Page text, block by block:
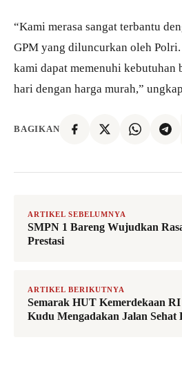
“Kami merasa sangat terbantu
GPM yang diluncurkan oleh
kami dapat memenuhi kebutuhan
hari dengan harga murah,”
BAGIKAN
ARTIKEL SEBELUMNYA
SMPN 1 Bareng Wujudkan
Prestasi
ARTIKEL BERIKUTNYA
Semarak HUT Kemerdekaan
Kudu Mengadakan Jalan Sehat